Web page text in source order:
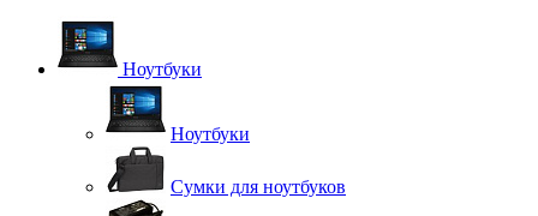
Ноутбуки
Ноутбуки
Сумки для ноутбуков